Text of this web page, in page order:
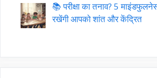
📚 परीक्षा का तनाव? 5
रखेंगी आपको शांत और केंद्रित